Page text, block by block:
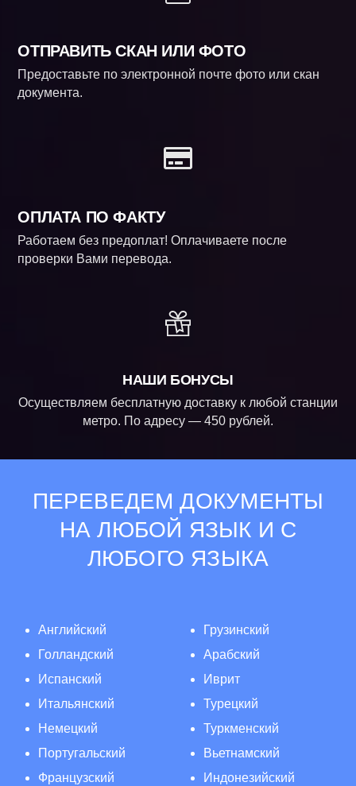
ОТПРАВИТЬ СКАН ИЛИ ФОТО
Предоставьте по электронной почте фото или скан
документа.
ОПЛАТА ПО ФАКТУ
Работаем без предоплат! Оплачиваете после
проверки Вами перевода.
НАШИ БОНУСЫ
Осуществляем бесплатную доставку к любой станции
метро. По адресу — 450 рублей.
ПЕРЕВЕДЕМ ДОКУМЕНТЫ
НА ЛЮБОЙ ЯЗЫК И С
ЛЮБОГО ЯЗЫКА
Английский
Голландский
Испанский
Итальянский
Немецкий
Португальский
Французский
Грузинский
Арабский
Иврит
Турецкий
Туркменский
Вьетнамский
Индонезийский